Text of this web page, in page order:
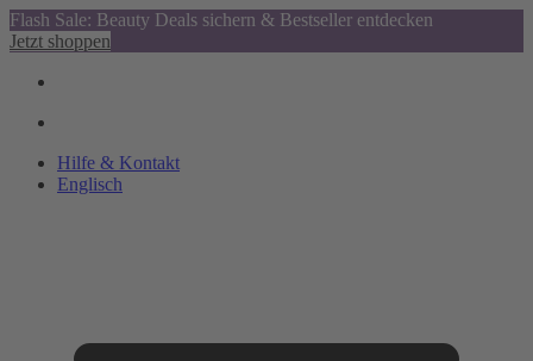
Flash Sale: Beauty Deals sichern & Bestseller entdecken
Jetzt shoppen
Hilfe & Kontakt
Englisch